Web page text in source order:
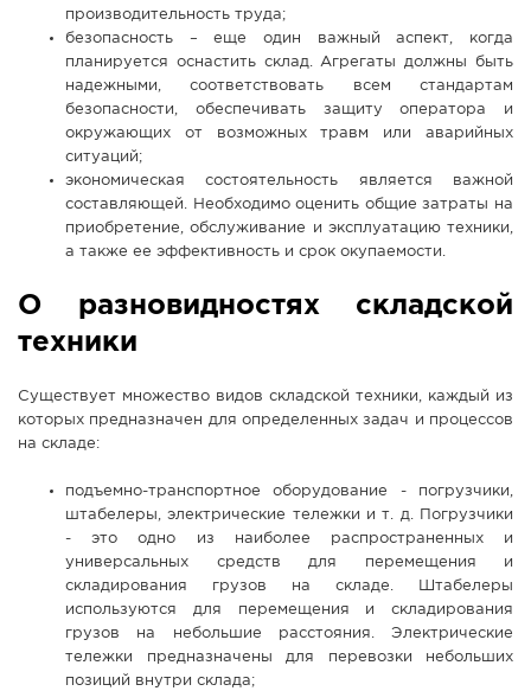
производительность труда;
безопасность – еще один важный аспект, когда
планируется оснастить склад. Агрегаты должны быть
надежными, соответствовать всем стандартам
безопасности, обеспечивать защиту оператора и
окружающих от возможных травм или аварийных
ситуаций;
экономическая состоятельность является важной
составляющей. Необходимо оценить общие затраты на
приобретение, обслуживание и эксплуатацию техники,
а также ее эффективность и срок окупаемости.
О разновидностях складской
техники
Существует множество видов складской техники, каждый из
которых предназначен для определенных задач и процессов
на складе:
подъемно-транспортное оборудование - погрузчики,
штабелеры, электрические тележки и т. д. Погрузчики
- это одно из наиболее распространенных и
универсальных средств для перемещения и
складирования грузов на складе. Штабелеры
используются для перемещения и складирования
грузов на небольшие расстояния. Электрические
тележки предназначены для перевозки небольших
позиций внутри склада;